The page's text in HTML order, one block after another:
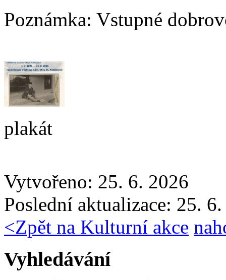
Poznámka: Vstupné
plakát
Vytvořeno: 25. 6. 2026
Poslední aktualizace: 25.
<Zpět na Kulturní akce
Vyhledávání